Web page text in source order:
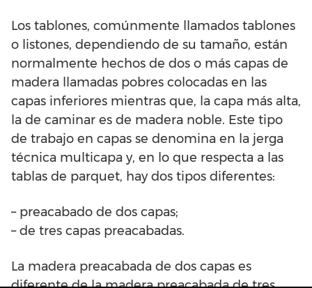
Los tablones, comúnmente llamados tablones
o listones, dependiendo de su tamaño, están
normalmente hechos de dos o más capas de
madera llamadas pobres colocadas en las
capas inferiores mientras que, la capa más alta,
la de caminar es de madera noble. Este tipo
de trabajo en capas se denomina en la jerga
técnica multicapa y, en lo que respecta a las
tablas de parquet, hay dos tipos diferentes:
– preacabado de dos capas;
– de tres capas preacabadas.
La madera preacabada de dos capas es